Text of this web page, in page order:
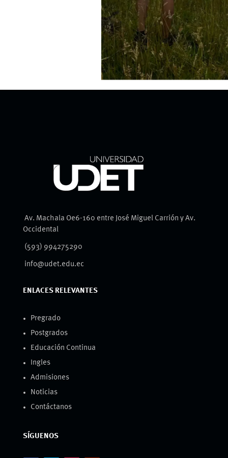
Av. Machala Oe6-160 entre José Miguel Carrión y Av.
Occidental
(593) 994275290
info@udet.edu.ec
ENLACES RELEVANTES
Pregrado
Postgrados
Educación Continua
Ingles
Admisiones
Noticias
Contáctanos
SÍGUENOS